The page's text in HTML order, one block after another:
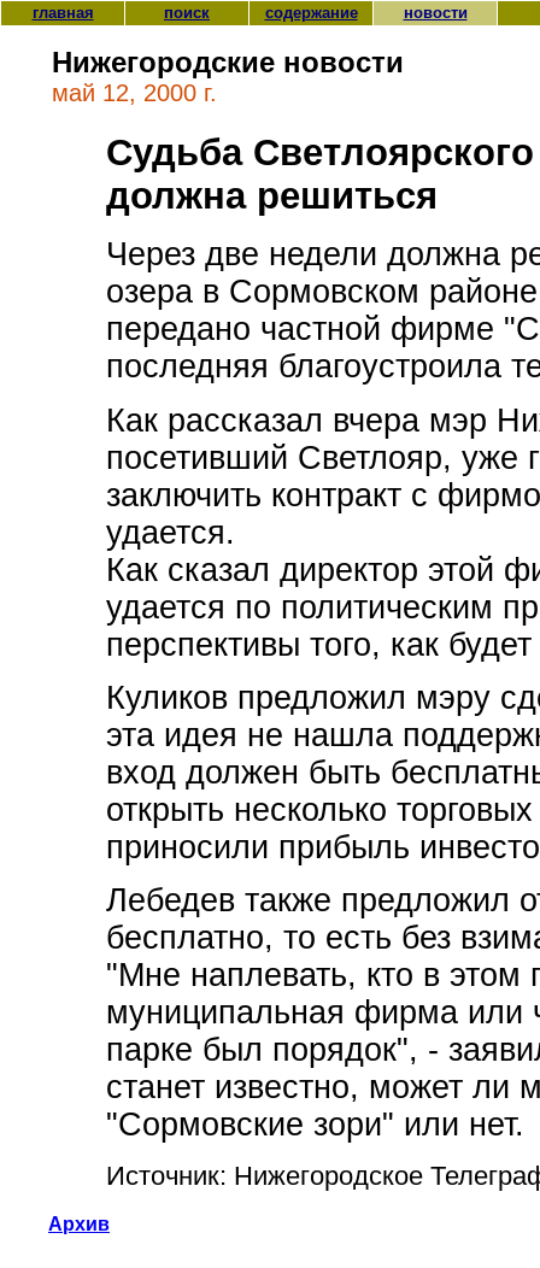
главная поиск содержание новости
Нижегородские новости
май 12, 2000 г.
Судьба
должна решиться
Через две недели должна
озера в Сормовском
передано частной фирме
последняя благоустроила
Как рассказал вчера мэр
посетивший Светлояр, уже
заключить контракт с
удается.
Как сказал директор этой
удается по политическим
перспективы того, как
Куликов предложил мэру
эта идея не нашла
вход должен быть
открыть несколько
приносили прибыль
Лебедев также предложил
бесплатно, то есть без
"Мне наплевать, кто в этом
муниципальная фирма или
парке был порядок", -
станет известно, может ли
"Сормовские зори" или нет.
Источник: Нижегородское
Архив